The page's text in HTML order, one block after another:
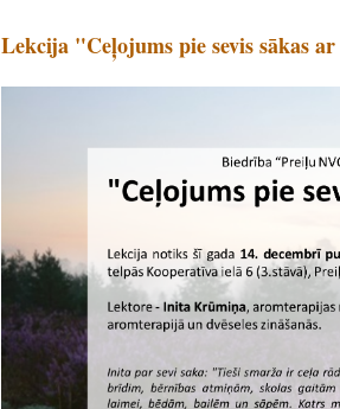
Lekcija "Ceļojums pie sevis sākas